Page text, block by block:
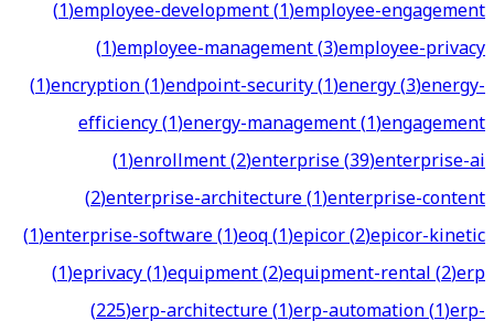
(1)employee-development(1)employee-engagement
(1)employee-management(3)employee-privacy
(1)encryption(1)endpoint-security(1)energy(3)energy-
efficiency(1)energy-management(1)engagement
(1)enrollment(2)enterprise(39)enterprise-ai
(2)enterprise-architecture(1)enterprise-content
(1)enterprise-software(1)eoq(1)epicor(2)epicor-kinetic
(1)eprivacy(1)equipment(2)equipment-rental(2)erp
(225)erp-architecture(1)erp-automation(1)erp-